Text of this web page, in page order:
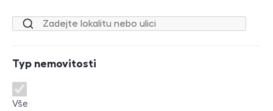
Lokalita nebo ulice
Typ nemovitosti
Typ nemovitosti
Vše